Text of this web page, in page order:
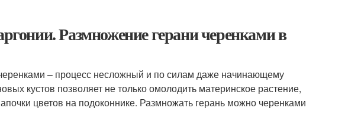
Размножение герани черенками в
– процесс несложный и по силам даже начинающему
кустов позволяет не только омолодить материнское растение,
цветов на подоконнике. Размножать герань можно черенками